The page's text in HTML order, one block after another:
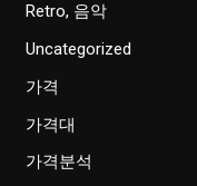
Retro, 음악
Uncategorized
가격
가격대
가격분석